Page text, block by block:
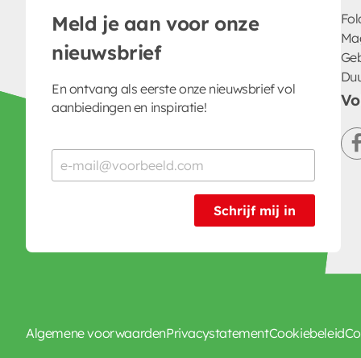
Meld je aan voor onze
nieuwsbrief
En ontvang als eerste onze nieuwsbrief vol
aanbiedingen en inspiratie!
Schrijf mij in
Algemene voorwaardenPrivacystatementCookiebeleid